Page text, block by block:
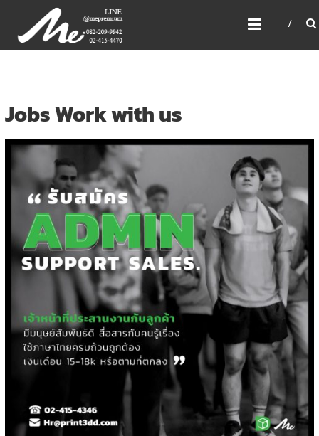
content
ME PREMIUM GIFT MODEL,
LASER, CRYSTAL, TROPHY,
3D PRINT, 3D SCAN
Jobs Work with us